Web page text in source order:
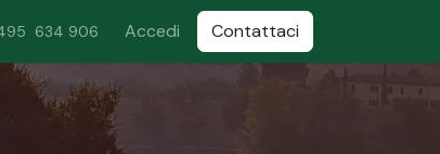
634 906 Accedi Contattaci